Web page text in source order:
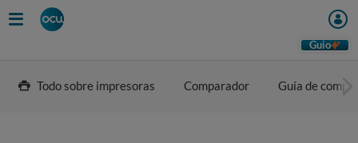
Guio
Todo sobre impresoras Comparador Guía de